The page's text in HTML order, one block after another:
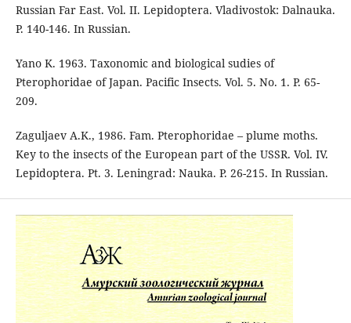
Russian Far East. Vol. II. Lepidoptera. Vladivostok: Dalnauka.
P. 140-146. In Russian.
Yano K. 1963. Taxonomic and biological sudies of
Pterophoridae of Japan. Pacific Insects. Vol. 5. No. 1. P. 65-
209.
Zaguljaev A.K., 1986. Fam. Pterophoridae – plume moths.
Key to the insects of the European part of the USSR. Vol. IV.
Lepidoptera. Pt. 3. Leningrad: Nauka. P. 26-215. In Russian.